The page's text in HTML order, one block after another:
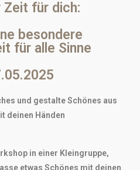
Zeit für dich:
besondere
für alle Sinne
und gestalte Schönes aus
deinen Händen
in einer Kleingruppe,
etwas Schönes mit deinen